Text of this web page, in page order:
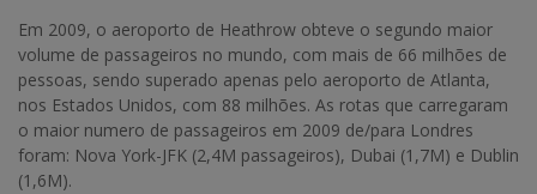
Em 2009, o aeroporto de Heathrow obteve o segundo maior
volume de passageiros no mundo, com mais de 66 milhões de
pessoas, sendo superado apenas pelo aeroporto de Atlanta,
nos Estados Unidos, com 88 milhões. As rotas que carregaram
o maior numero de passageiros em 2009 de/para Londres
foram: Nova York-JFK (2,4M passageiros), Dubai (1,7M) e Dublin
(1,6M).